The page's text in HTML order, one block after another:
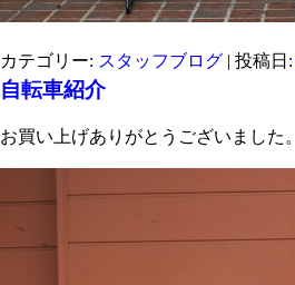
カテゴリー: スタッフブログ | 投稿日:
自転車紹介
お買い上げありがとうございました。